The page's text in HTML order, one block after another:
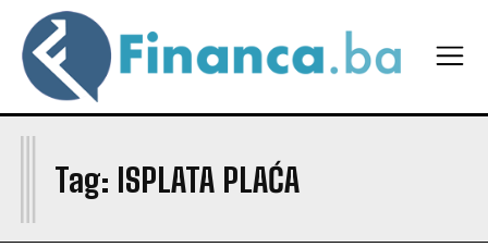
Tag: ISPLATA PLAĆA
I